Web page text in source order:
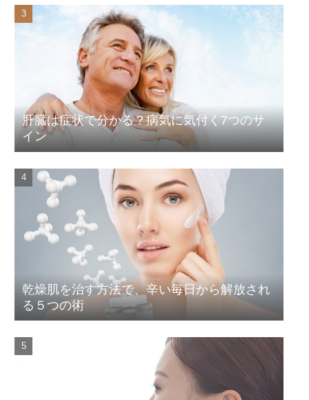
肝臓は症状で分かる？病気に気付く7つのサ
イン
乾燥肌を治す方法で、辛い毎日から解放され
る５つの術